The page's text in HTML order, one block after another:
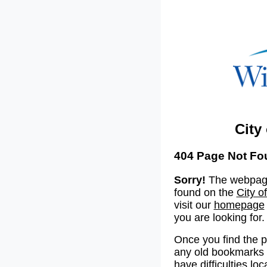
City
404 Page Not
Sorry! The
found on the City
visit our homepage
you are looking for.
Once you find the
any old
have difficulties